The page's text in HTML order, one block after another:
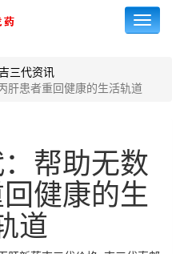
Toggle
三代资讯
肝患者重回健康的生活轨道
帮助无数
健康的生
道